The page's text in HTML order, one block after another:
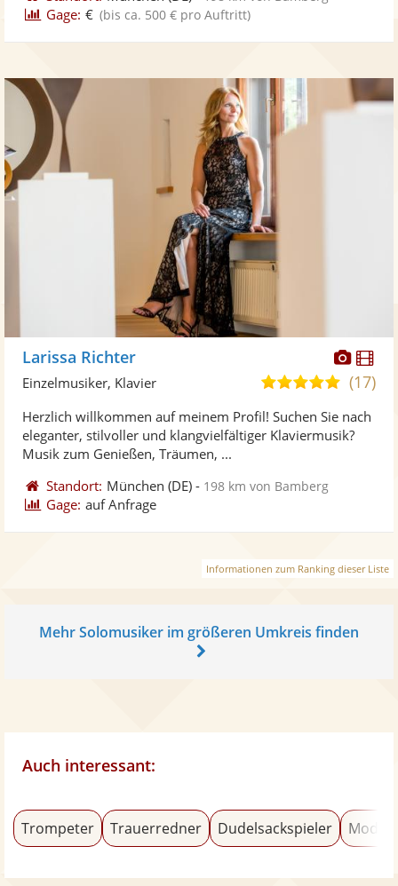
Gage: € (bis ca. 500 € pro Auftritt)
Fotos
Larissa Richter
5,0
5
(17)
Einzelmusiker, Klavier
Herzlich willkommen auf meinem Profil! Suchen Sie nach
eleganter, stilvoller und klangvielfältiger Klaviermusik?
Musik zum Genießen, Träumen, ...
Standort: München (DE) - 198 km von Bamberg
Gage: auf Anfrage
Informationen zum Ranking dieser Liste
Mehr Solomusiker im größeren Umkreis finden
Auch interessant:
Trompeter Trauerredner Dudelsackspieler